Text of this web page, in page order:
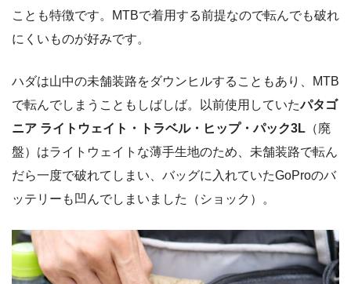
ことも特徴です。MTBで着用する前提なので転んでも破れ
にくいものが好みです。
ハダは山中の未舗装路をダウンヒルすることもあり、MTB
で転んでしまうこともしばしば。以前使用していたパタゴ
ニア ライトウェイト・トラベル・ヒップ・パック3L （廃
盤）はライトウェイトな薄手生地のため、未舗装路で転ん
だら一度で破れてしまい、バッグに入れていたGoProのバ
ッテリーも凹んでしまいました（ショック）。